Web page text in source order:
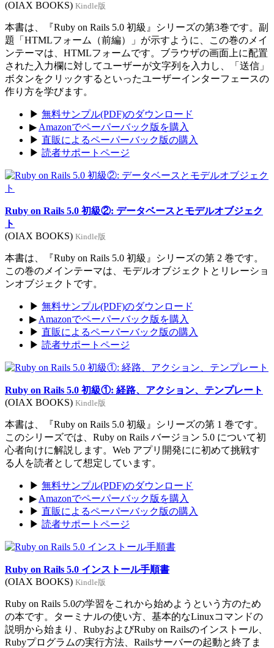
(OIAX BOOKS) Kindle版
本書は、『Ruby on Rails 5.0 初級』シリーズの第3巻です。副
題「HTMLフォーム（前編）」が示すように、この巻のメイ
ンテーマは、HTMLフォームです。ブラウザの画面上に配置
された入力欄に対してユーザーが文字列を入力し、「送信」
ボタンをクリックするといったユーザーインターフェースの
作り方を学びます。
▶ 無料サンプル(PDF)のダウンロード
▶ Amazonでペーパーバック版を購入
▶ 直販によるペーパーバック版の購入
▶ 読者サポートページ
Ruby on Rails 5.0 初級②: データベースとモデルオブジェク
ト
(OIAX BOOKS) Kindle版
本書は、『Ruby on Rails 5.0 初級』シリーズの第 2 巻です。
この巻のメインテーマは、モデルオブジェクトとリレーショ
ンオブジェクトです。
▶ 無料サンプル(PDF)のダウンロード
▶ Amazonでペーパーバック版を購入
▶ 直販によるペーパーバック版の購入
▶ 読者サポートページ
Ruby on Rails 5.0 初級①: 経路、アクション、テンプレート
(OIAX BOOKS) Kindle版
本書は、『Ruby on Rails 5.0 初級』シリーズの第 1 巻です。
このシリーズでは、Ruby on Rails バージョン 5.0 について初
心者向けに解説します。Web アプリ開発にに初めて挑戦す
る人を読者として想定しています。
▶ 無料サンプル(PDF)のダウンロード
▶ Amazonでペーパーバック版を購入
▶ 直販によるペーパーバック版の購入
▶ 読者サポートページ
Ruby on Rails 5.0 インストール手順書
(OIAX BOOKS) Kindle版
Ruby on Rails 5.0の学習をこれから始めようという方のため
の本です。ターミナルの使い方、基本的なLinuxコマンドの
説明から始まり、RubyおよびRuby on Railsのインストール、
Rubyプログラムの実行方法、Railsサーバーの起動と終了ま